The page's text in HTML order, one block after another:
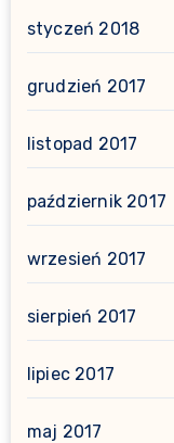
styczeń 2018
grudzień 2017
listopad 2017
październik 2017
wrzesień 2017
sierpień 2017
lipiec 2017
maj 2017